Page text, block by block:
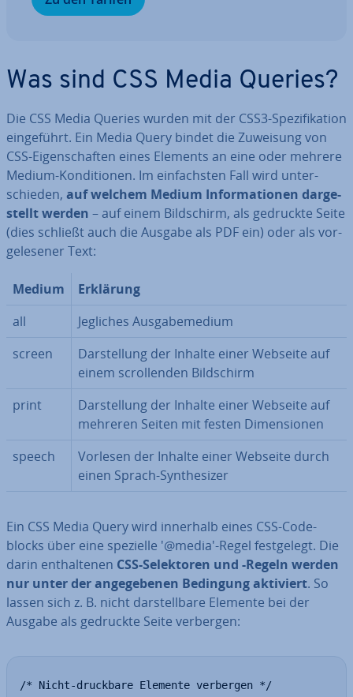
Was sind CSS Media Queries?
Die CSS Media Queries wurden mit der CSS3-Spe­zi­fi­ka­ti­on
ein­ge­führt. Ein Media Query bindet die Zuweisung von
CSS-Ei­gen­schaf­ten eines Elements an eine oder mehrere
Medium-Kon­di­tio­nen. Im ein­fachs­ten Fall wird un­ter­
schie­den, auf welchem Medium In­for­ma­tio­nen dar­ge­
stellt werden – auf einem Bild­schirm, als gedruckte Seite
(dies schließt auch die Ausgabe als PDF ein) oder als vor­
ge­le­se­ner Text:
Medium
Erklärung
all
Jegliches Aus­ga­be­me­di­um
screen
Dar­stel­lung der Inhalte einer Webseite auf
einem scrol­len­den Bild­schirm
print
Dar­stel­lung der Inhalte einer Webseite auf
mehreren Seiten mit festen Di­men­sio­nen
speech
Vorlesen der Inhalte einer Webseite durch
einen Sprach-Syn­the­si­zer
Ein CSS Media Query wird innerhalb eines CSS-Code­
blocks über eine spezielle '@media'-Regel fest­ge­legt. Die
darin ent­hal­te­nen CSS-Se­lek­to­ren und -Regeln werden
nur unter der an­ge­ge­be­nen Bedingung aktiviert. So
lassen sich z. B. nicht dar­stell­ba­re Elemente bei der
Ausgabe als gedruckte Seite verbergen:
/* Nicht-druckbare Elemente verbergen */